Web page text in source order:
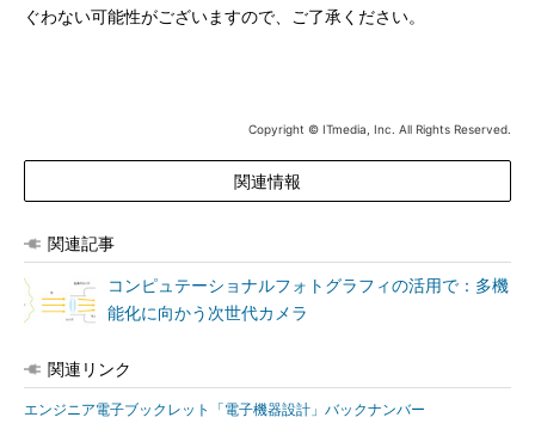
ぐわない可能性がございますので、ご了承ください。
Copyright © ITmedia, Inc. All Rights Reserved.
関連情報
関連記事
コンピュテーショナルフォトグラフィの活用で：多機
能化に向かう次世代カメラ
関連リンク
エンジニア電子ブックレット「電子機器設計」バックナンバー